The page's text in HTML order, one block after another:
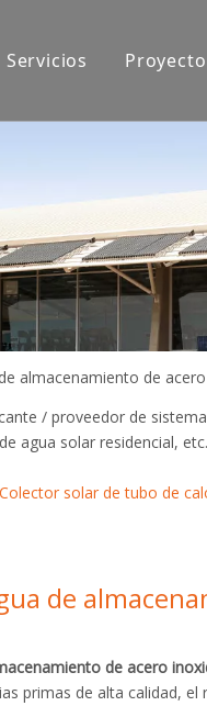
Servicios Proyecto
almacenamiento de
/ proveedor de
agua solar residencial, etc.
Colector solar de tubo de
de
de acero
primas de alta calidad, el